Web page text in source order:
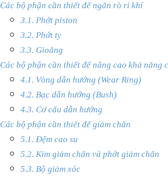
Các bộ phận cần thiết để ngăn rò rỉ khí
3.1. Phớt piston
3.2. Phớt ty
3.3. Gioăng
Các bộ phận cần thiết để nâng cao khả năng
4.1. Vòng dẫn hướng (Wear Ring)
4.2. Bạc dẫn hướng (Bush)
4.3. Cơ cấu dẫn hướng
Các bộ phận cần thiết để giảm chấn
5.1. Đệm cao su
5.2. Kim giảm chấn và phớt giảm chấn
5.3. Bộ giảm xóc